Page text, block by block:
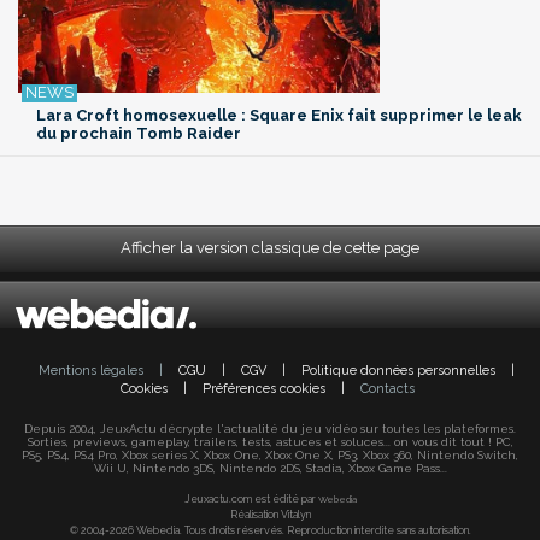
Lara Croft homosexuelle : Square Enix fait supprimer le leak
du prochain Tomb Raider
Afficher la version classique de cette page
Mentions légales CGU CGV Politique données personnelles
Cookies
Préférences cookies Contacts
Depuis 2004, JeuxActu décrypte l'actualité du jeu vidéo sur toutes les plateformes.
Sorties, previews, gameplay, trailers, tests, astuces et soluces... on vous dit tout ! PC,
PS5, PS4, PS4 Pro, Xbox series X, Xbox One, Xbox One X, PS3, Xbox 360, Nintendo Switch,
Wii U, Nintendo 3DS, Nintendo 2DS, Stadia, Xbox Game Pass...
Jeuxactu.com est édité par Webedia
Réalisation Vitalyn
© 2004-2026 Webedia. Tous droits réservés. Reproduction interdite sans autorisation.